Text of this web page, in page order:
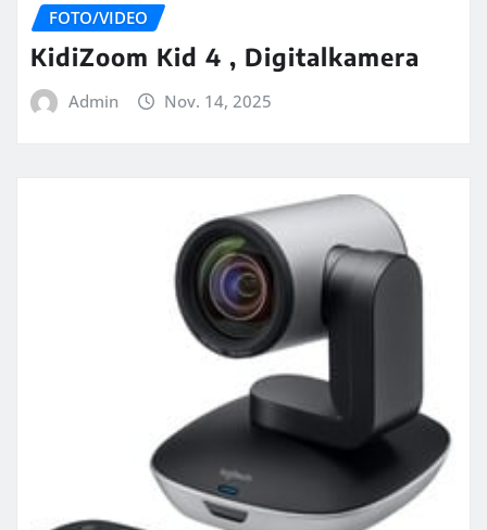
FOTO/VIDEO
KidiZoom Kid 4 , Digitalkamera
Admin Nov. 14, 2025